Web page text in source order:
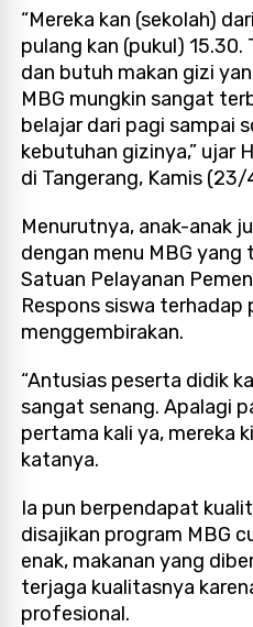
“Mereka kan (sekolah)
pulang kan (pukul)
dan butuh makan gizi
MBG mungkin sangat
belajar dari pagi sampai
kebutuhan gizinya,” ujar
di Tangerang, Kamis (23/
Menurutnya, anak-anak
dengan menu MBG yang
Satuan Pelayanan
Respons siswa terhadap
menggembirakan.
“Antusias peserta didik
sangat senang. Apalagi
pertama kali ya, mereka
katanya.
Ia pun berpendapat
disajikan program MBG
enak, makanan yang
terjaga kualitasnya
profesional.